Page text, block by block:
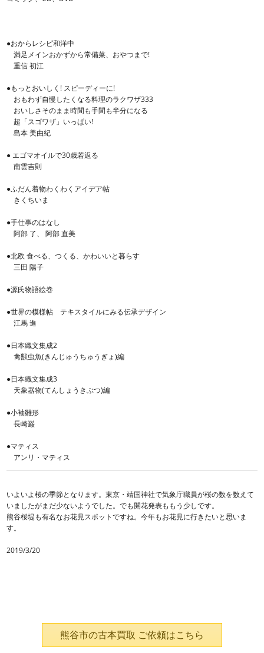
●おからレシピ和洋中
満足メインおかずから常備菜、おやつまで!
重信 初江
●もっとおいしく! スピーディーに!
おもわず自慢したくなる料理のラクワザ333
おいしさそのまま時間も手間も半分になる
超「スゴワザ」いっぱい!
島本 美由紀
● エゴマオイルで30歳若返る
南雲吉則
●ふだん着物わくわくアイデア帖
きくちいま
●手仕事のはなし
阿部 了、 阿部 直美
●北欧 食べる、つくる、かわいいと暮らす
三田 陽子
●源氏物語絵巻
●世界の模様帖 テキスタイルにみる伝承デザイン
江馬 進
●日本織文集成2
禽獣虫魚(きんじゅうちゅうぎょ)編
●日本織文集成3
天象器物(てんしょうきぶつ)編
●小袖雛形
長崎巌
●マティス
アンリ・マティス
いよいよ桜の季節となります。東京・靖国神社で気象庁職員が桜の数を数えて
いましたがまだ少ないようでした。でも開花発表ももう少しです。
熊谷桜堤も有名なお花見スポットですね。今年もお花見に行きたいと思いま
す。
2019/3/20
熊谷市の古本買取 ご依頼はこちら